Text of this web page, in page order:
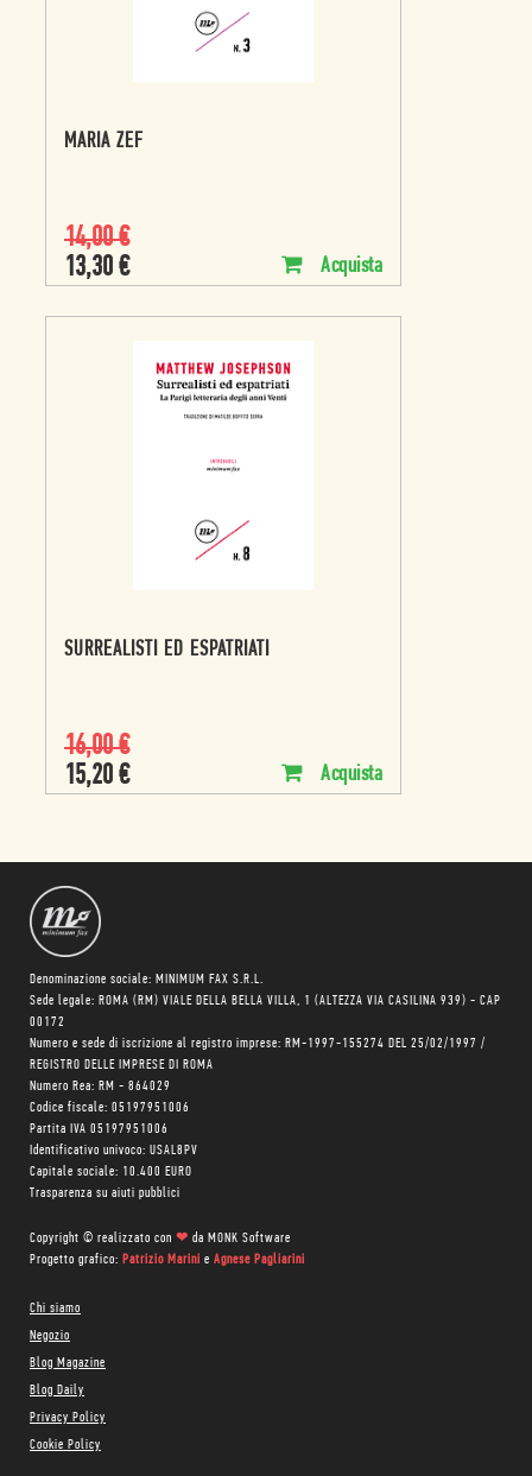
MARIA ZEF
14,00€
13,30 € Acquista
SURREALISTI ED ESPATRIATI
16,00€
15,20 € Acquista
Denominazione sociale: MINIMUM FAX S.R.L.
Sede legale: ROMA (RM) VIALE DELLA BELLA VILLA, 1 (ALTEZZA VIA CASILINA 939) - CAP
00172
Numero e sede di iscrizione al registro imprese: RM-1997-155274 DEL 25/02/1997 /
REGISTRO DELLE IMPRESE DI ROMA
Numero Rea: RM - 864029
Codice fiscale: 05197951006
Partita IVA 05197951006
Identificativo univoco: USAL8PV
Capitale sociale: 10.400 EURO
Trasparenza su aiuti pubblici
Copyright © realizzato con ❤ da MONK Software
Progetto grafico: Patrizio Marini e Agnese Pagliarini
Chi siamo
Negozio
Blog Magazine
Blog Daily
Privacy Policy
Cookie Policy